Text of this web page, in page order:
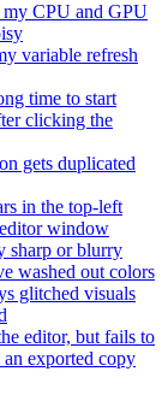
my CPU and GPU
variable refresh
time to start
clicking the
gets duplicated
in the top-left
window
sharp or blurry
washed out colors
glitched visuals
editor, but fails to
exported copy